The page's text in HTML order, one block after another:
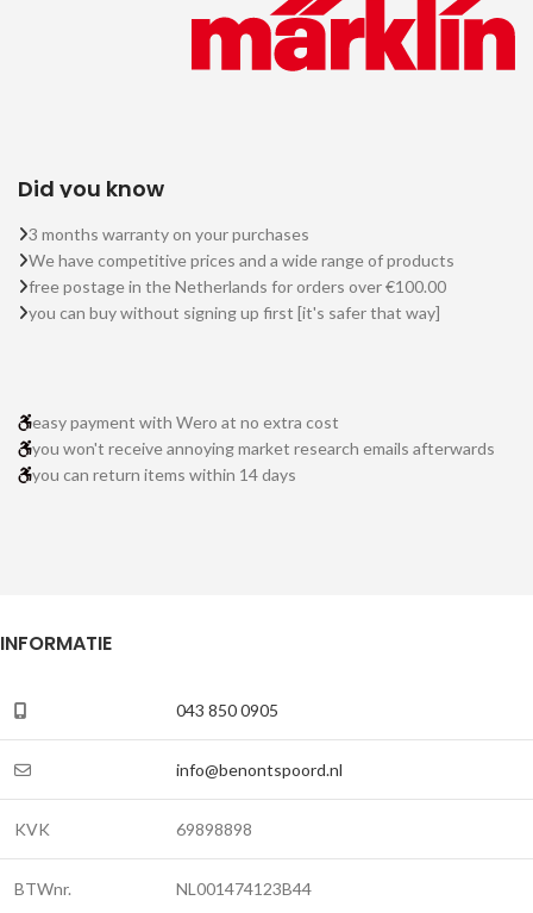
Did you know
3 months warranty on your purchases
We have competitive prices and a wide range of products
free postage in the Netherlands for orders over €100.00
you can buy without signing up first [it's safer that way]
easy payment with Wero at no extra cost
you won't receive annoying market research emails afterwards
you can return items within 14 days
INFORMATIE
043 850 0905
info@benontspoord.nl
KVK 69898898
BTWnr. NL001474123B44